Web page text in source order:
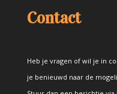
Contact
Heb je vragen of wil je in
je benieuwd naar de